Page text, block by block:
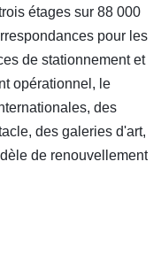
étages sur 88 000
pour les
de stationnement et
opérationnel, le
des
des galeries d'art,
de renouvellement